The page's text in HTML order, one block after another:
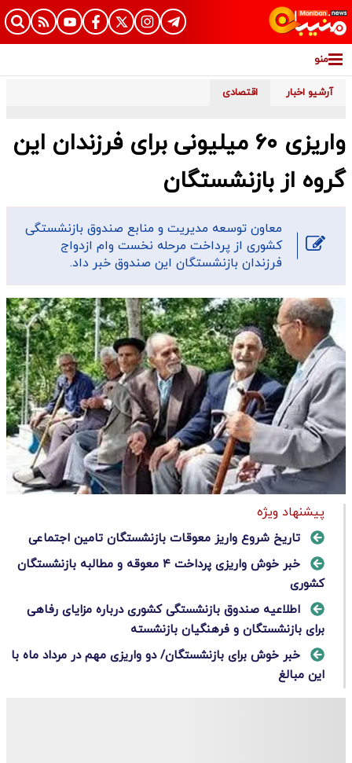
منو
آرشیو اخبار اقتصادی
واریزی ۶۰ میلیونی برای فرزندان این
گروه از بازنشستگان
معاون توسعه مدیریت و منابع صندوق بازنشستگی
کشوری از پرداخت مرحله نخست وام ازدواج
فرزندان بازنشستگان این صندوق خبر داد.
پیشنهاد ویژه
تاریخ شروع واریز معوقات بازنشستگان تامین اجتماعی
خبر خوش واریزی پرداخت ۴ معوقه و مطالبه بازنشستگان
کشوری
اطلاعیه صندوق بازنشستگی کشوری درباره مزایای رفاهی
برای بازنشستگان و فرهنگیان بازنشسته
خبر خوش برای بازنشستگان/ دو واریزی مهم در مرداد ماه با
این مبالغ